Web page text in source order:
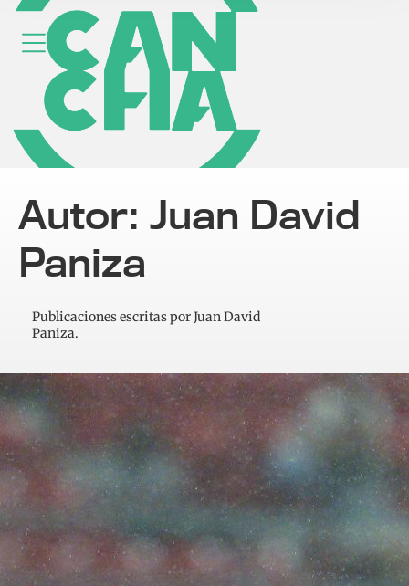
Autor: Juan David
Paniza
Publicaciones escritas por Juan David
Paniza.